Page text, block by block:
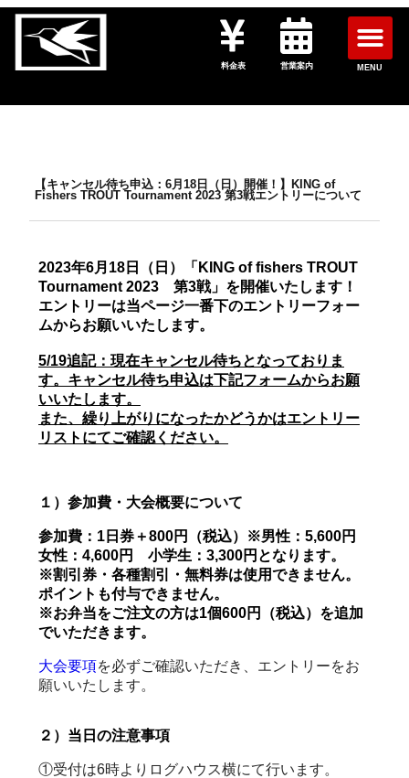
料金表 営業案内 MENU
【キャンセル待ち申込：6月18日（日）開催！】KING of
Fishers TROUT Tournament 2023 第3戦エントリーについて
2023年6月18日（日）「KING of fishers TROUT
Tournament 2023 第3戦」を開催いたします！
エントリーは当ページ一番下のエントリーフォー
ムからお願いいたします。
5/19追記：現在キャンセル待ちとなっておりま
す。キャンセル待ち申込は下記フォームからお願
いいたします。
また、繰り上がりになったかどうかはエントリー
リストにてご確認ください。
１）参加費・大会概要について
参加費：1日券＋800円（税込）※男性：5,600円
女性：4,600円 小学生：3,300円となります。
※割引券・各種割引・無料券は使用できません。
ポイントも付与できません。
※お弁当をご注文の方は1個600円（税込）を追加
でいただきます。
大会要項を必ずご確認いただき、エントリーをお
願いいたします。
２）当日の注意事項
①受付は6時よりログハウス横にて行います。